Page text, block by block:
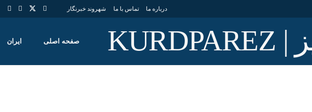
درباره ما تماس با ما شهروند خبرنگار
صفحه اصلی ایران